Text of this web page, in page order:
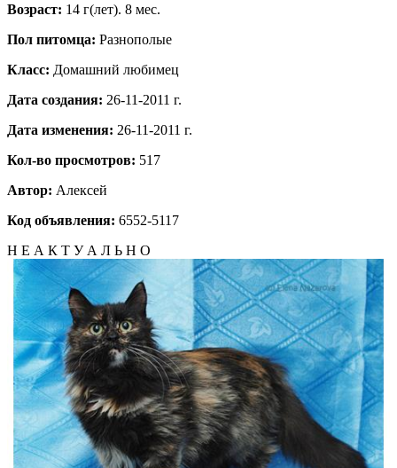
Возраст: 14 г(лет). 8 мес.
Пол питомца: Разнополые
Класс: Домашний любимец
Дата создания: 26-11-2011 г.
Дата изменения: 26-11-2011 г.
Кол-во просмотров: 517
Автор: Алексей
Код объявления: 6552-5117
Н Е А К Т У А Л Ь Н О